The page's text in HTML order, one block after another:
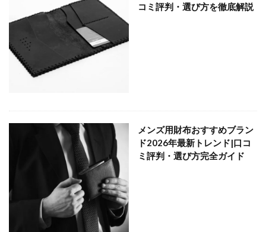
コミ評判・選び方を徹底解説
メンズ用財布おすすめブラン
ド2026年最新トレンド|口コ
ミ評判・選び方完全ガイド